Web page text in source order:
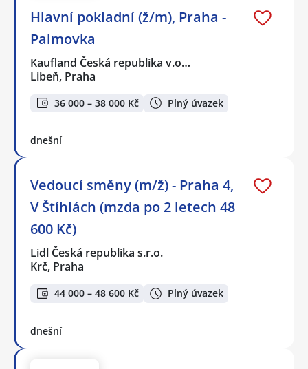
Hlavní pokladní (ž/m), Praha -
Palmovka
Kaufland Česká republika v.o…
Libeň, Praha
36 000 – 38 000 Kč Plný úvazek
dnešní
Vedoucí směny (m/ž) - Praha 4,
V Štíhlách (mzda po 2 letech 48
600 Kč)
Lidl Česká republika s.r.o.
Krč, Praha
44 000 – 48 600 Kč Plný úvazek
dnešní